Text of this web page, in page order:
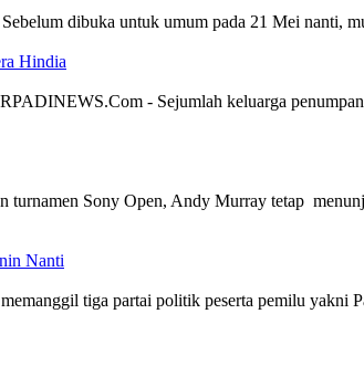
dibuka untuk umum pada 21 Mei nanti,
Hindia
- Sejumlah keluarga
Sony Open, Andy Murray tetap
Nanti
tiga partai politik peserta pemilu yakni